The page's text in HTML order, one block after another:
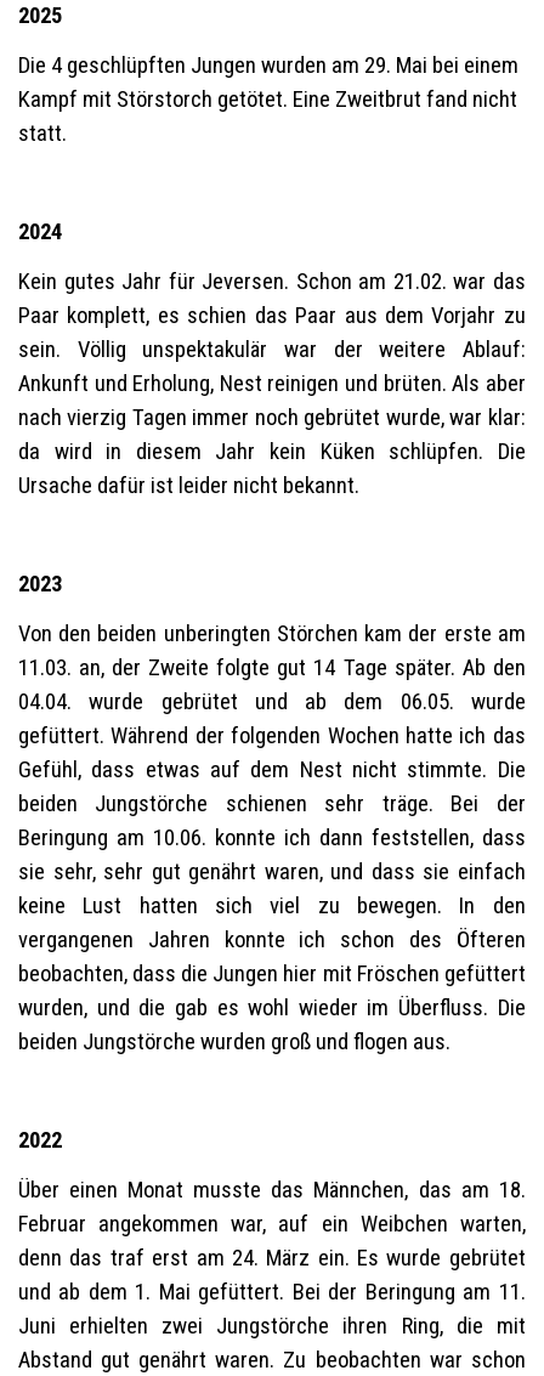
2025
Die 4 geschlüpften Jungen wurden am 29. Mai bei einem
Kampf mit Störstorch getötet. Eine Zweitbrut fand nicht
statt.
2024
Kein gutes Jahr für Jeversen. Schon am 21.02. war das
Paar komplett, es schien das Paar aus dem Vorjahr zu
sein. Völlig unspektakulär war der weitere Ablauf:
Ankunft und Erholung, Nest reinigen und brüten. Als aber
nach vierzig Tagen immer noch gebrütet wurde, war klar:
da wird in diesem Jahr kein Küken schlüpfen. Die
Ursache dafür ist leider nicht bekannt.
2023
Von den beiden unberingten Störchen kam der erste am
11.03. an, der Zweite folgte gut 14 Tage später. Ab den
04.04. wurde gebrütet und ab dem 06.05. wurde
gefüttert. Während der folgenden Wochen hatte ich das
Gefühl, dass etwas auf dem Nest nicht stimmte. Die
beiden Jungstörche schienen sehr träge. Bei der
Beringung am 10.06. konnte ich dann feststellen, dass
sie sehr, sehr gut genährt waren, und dass sie einfach
keine Lust hatten sich viel zu bewegen. In den
vergangenen Jahren konnte ich schon des Öfteren
beobachten, dass die Jungen hier mit Fröschen gefüttert
wurden, und die gab es wohl wieder im Überfluss. Die
beiden Jungstörche wurden groß und flogen aus.
2022
Über einen Monat musste das Männchen, das am 18.
Februar angekommen war, auf ein Weibchen warten,
denn das traf erst am 24. März ein. Es wurde gebrütet
und ab dem 1. Mai gefüttert. Bei der Beringung am 11.
Juni erhielten zwei Jungstörche ihren Ring, die mit
Abstand gut genährt waren. Zu beobachten war schon